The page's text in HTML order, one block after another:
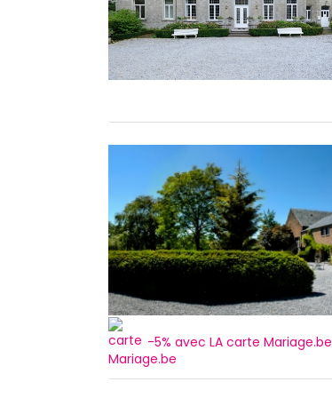
-5% avec LA carte Mariage.be